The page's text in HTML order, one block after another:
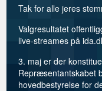
Tak for alle jeres
Valgresultatet
live-streames på
3. maj er der
Repræsentantskabet
hovedbestyrelse for